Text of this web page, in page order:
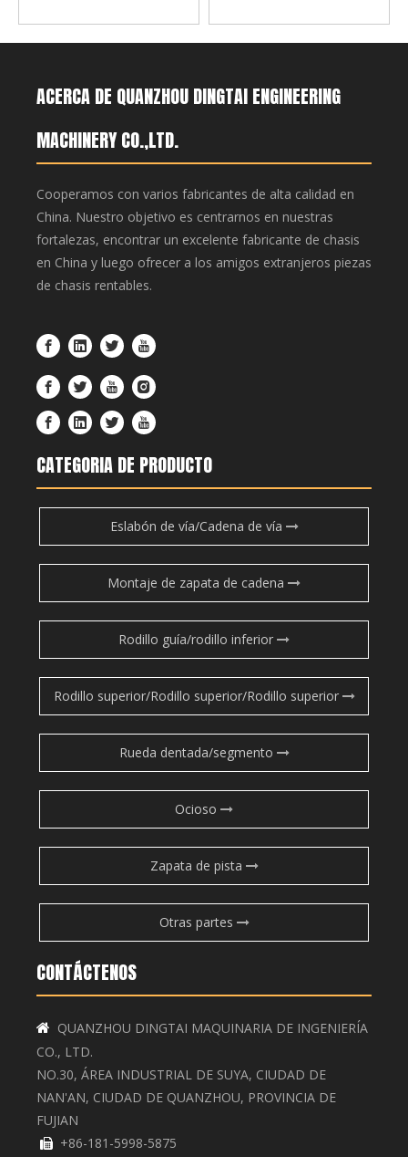
ACERCA DE QUANZHOU DINGTAI ENGINEERING
MACHINERY CO.,LTD.
Cooperamos con varios fabricantes de alta calidad en
China. Nuestro objetivo es centrarnos en nuestras
fortalezas, encontrar un excelente fabricante de chasis
en China y luego ofrecer a los amigos extranjeros piezas
de chasis rentables.
CATEGORIA DE PRODUCTO
Eslabón de vía/Cadena de vía
Montaje de zapata de cadena
Rodillo guía/rodillo inferior
Rodillo superior/Rodillo superior/Rodillo superior
Rueda dentada/segmento
Ocioso
Zapata de pista
Otras partes
CONTÁCTENOS

QUANZHOU DINGTAI MAQUINARIA DE INGENIERÍA
CO., LTD.
NO.30, ÁREA INDUSTRIAL DE SUYA, CIUDAD DE
NAN'AN, CIUDAD DE QUANZHOU, PROVINCIA DE
FUJIAN
 +86-181-5998-5875